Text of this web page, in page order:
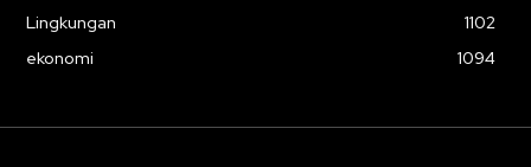
Lingkungan
1102
ekonomi
1094